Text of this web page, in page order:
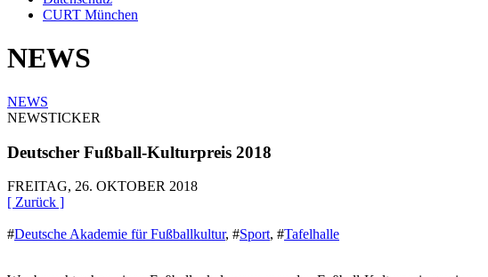
CURT München
NEWS
NEWS
NEWSTICKER
Deutscher Fußball-Kulturpreis 2018
FREITAG, 26. OKTOBER 2018
[ Zurück ]
#Deutsche Akademie für Fußballkultur, #Sport, #Tafelhalle